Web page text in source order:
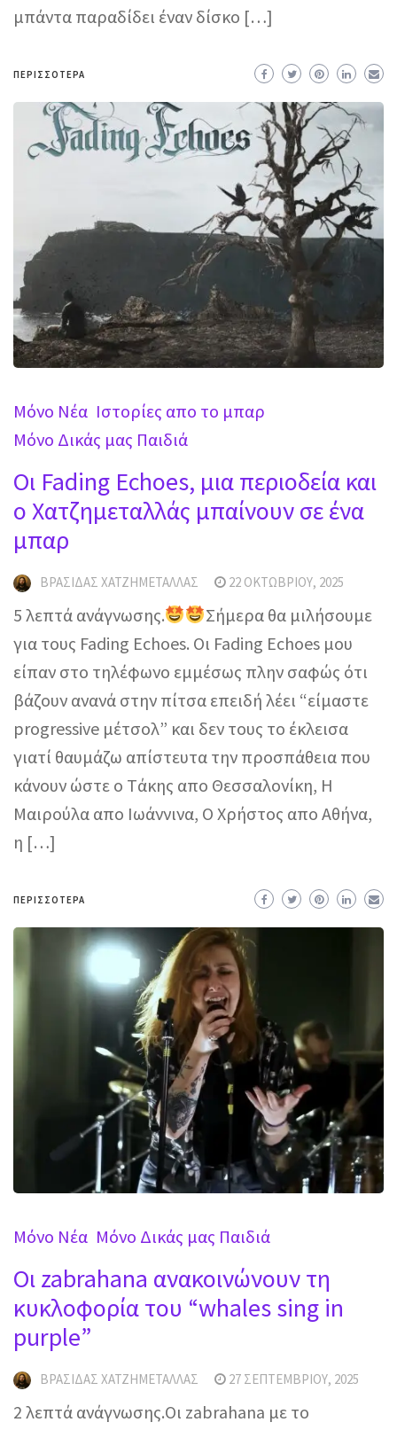
μπάντα παραδίδει έναν δίσκο […]
ΠΕΡΙΣΣΌΤΕΡΑ
Mόνο Νέα Ιστορίες απο το μπαρ
Μόνο Δικάς μας Παιδιά
Οι Fading Echoes, μια περιοδεία και
ο Χατζημεταλλάς μπαίνουν σε ένα
μπαρ
ΒΡΑΣΊΔΑΣ ΧΑΤΖΗΜΕΤΑΛΛΆΣ 22 ΟΚΤΩΒΡΊΟΥ, 2025
5 λεπτά ανάγνωσης.
Σήμερα θα μιλήσουμε
για τους Fading Echoes. Οι Fading Echoes μου
είπαν στο τηλέφωνο εμμέσως πλην σαφώς ότι
βάζουν ανανά στην πίτσα επειδή λέει “είμαστε
progressive μέτσολ” και δεν τους το έκλεισα
γιατί θαυμάζω απίστευτα την προσπάθεια που
κάνουν ώστε o Tάκης απο Θεσσαλονίκη, Η
Μαιρούλα απο Ιωάννινα, Ο Χρήστος απο Αθήνα,
η […]
ΠΕΡΙΣΣΌΤΕΡΑ
Mόνο Νέα Μόνο Δικάς μας Παιδιά
Οι zabrahana ανακοινώνουν τη
κυκλοφορία του “whales sing in
purple”
ΒΡΑΣΊΔΑΣ ΧΑΤΖΗΜΕΤΑΛΛΆΣ 27 ΣΕΠΤΕΜΒΡΊΟΥ, 2025
2 λεπτά ανάγνωσης.Οι zabrahana με το